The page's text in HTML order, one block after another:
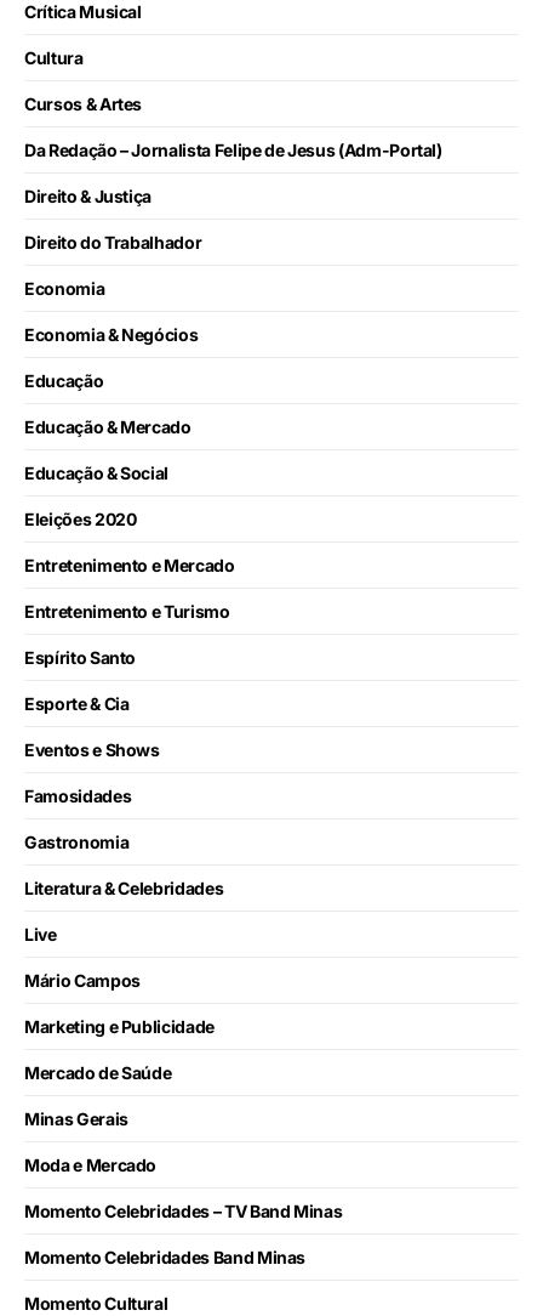
Crítica Musical
Cultura
Cursos & Artes
Da Redação – Jornalista Felipe de Jesus (Adm-Portal)
Direito & Justiça
Direito do Trabalhador
Economia
Economia & Negócios
Educação
Educação & Mercado
Educação & Social
Eleições 2020
Entretenimento e Mercado
Entretenimento e Turismo
Espírito Santo
Esporte & Cia
Eventos e Shows
Famosidades
Gastronomia
Literatura & Celebridades
Live
Mário Campos
Marketing e Publicidade
Mercado de Saúde
Minas Gerais
Moda e Mercado
Momento Celebridades – TV Band Minas
Momento Celebridades Band Minas
Momento Cultural